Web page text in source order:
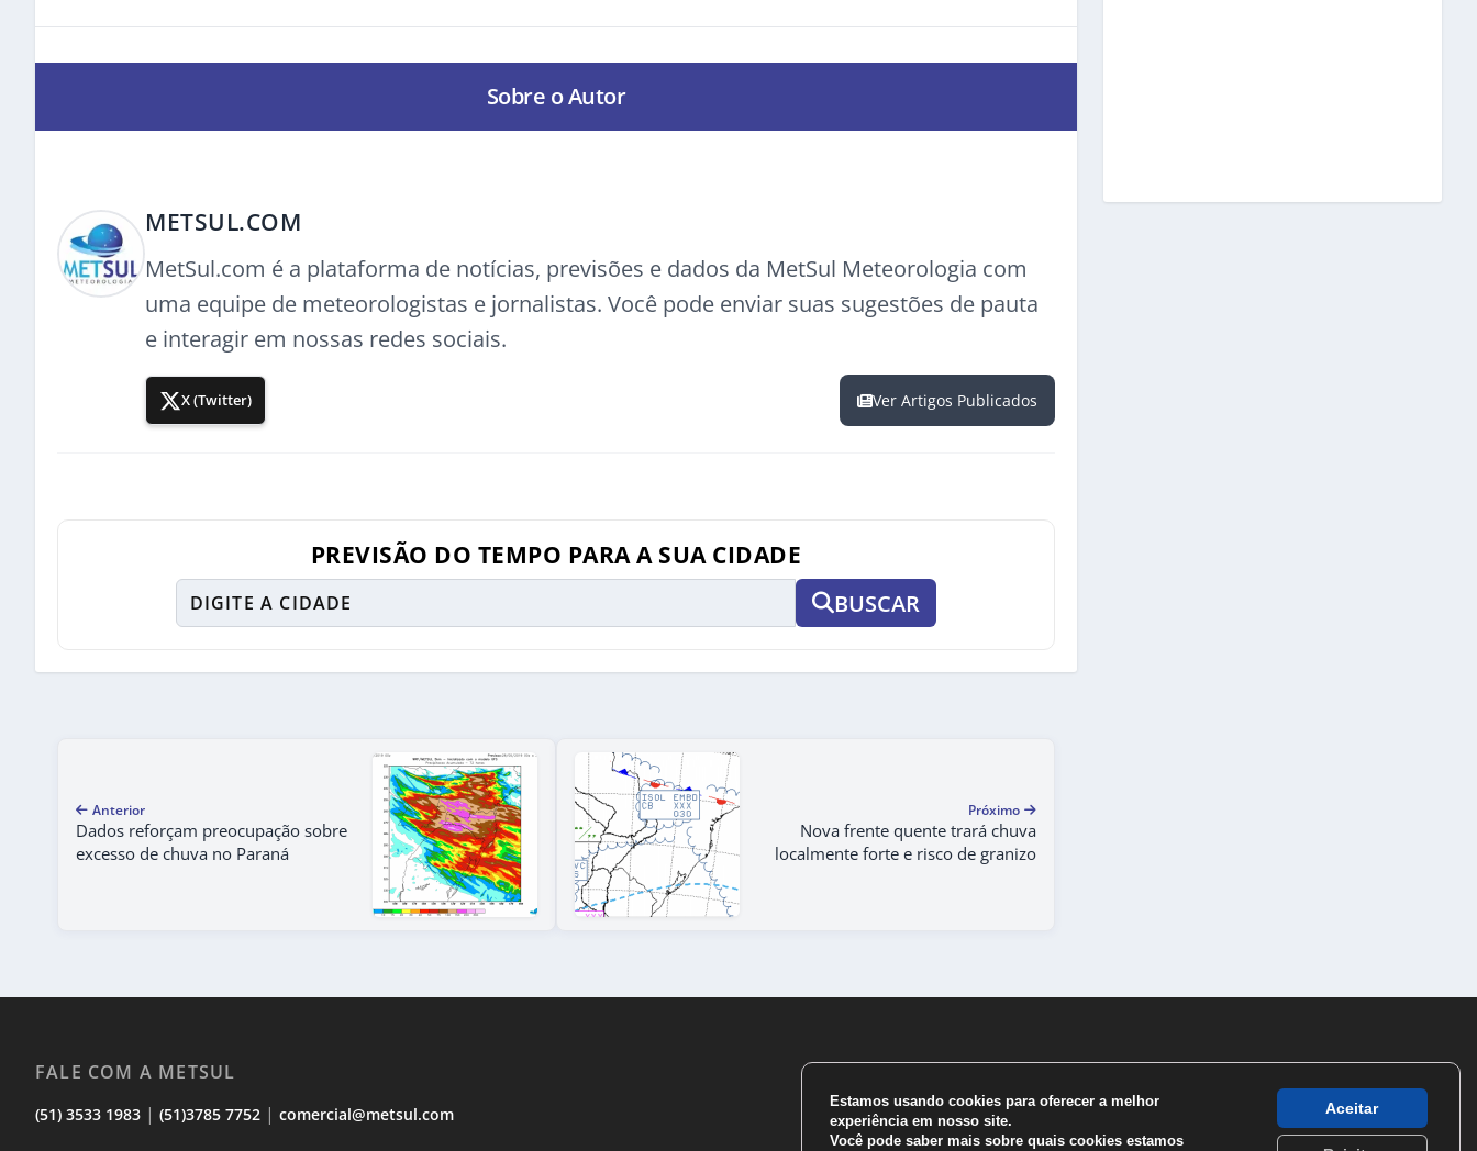
Sobre o Autor
METSUL.COM
MetSul.com é a plataforma de notícias, previsões e dados da MetSul Meteorologia com
uma equipe de meteorologistas e jornalistas. Você pode enviar suas sugestões de pauta
e interagir em nossas redes sociais.
X (Twitter) Ver Artigos Publicados
PREVISÃO DO TEMPO PARA A SUA CIDADE
BUSCAR
Anterior
Dados reforçam preocupação sobre
excesso de chuva no Paraná
Próximo
Nova frente quente trará chuva
localmente forte e risco de granizo
FALE COM A METSUL
(51) 3533 1983 | (51)3785 7752 | comercial@metsul.com
Estamos usando cookies para oferecer a melhor
experiência em nosso site.
Você pode saber mais sobre quais cookies estamos
Aceitar